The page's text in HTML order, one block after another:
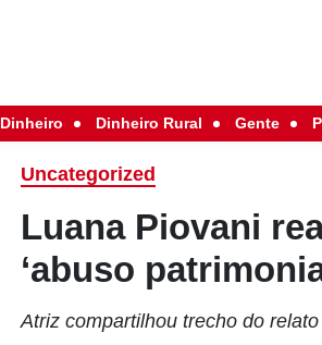
Dinheiro Dinheiro Rural Gente
Uncategorized
Luana Piovani
‘abuso
Atriz compartilhou trecho do